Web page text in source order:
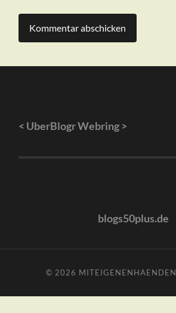
< UberBlogr Webring >
blogs50plus.de
© 2026 MITEIGENENHAENDEN